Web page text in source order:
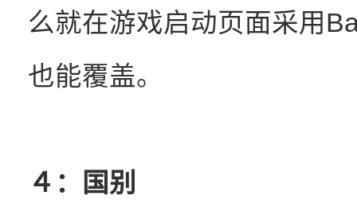
么就在游戏启动页面采用
也能覆盖。
４：国别